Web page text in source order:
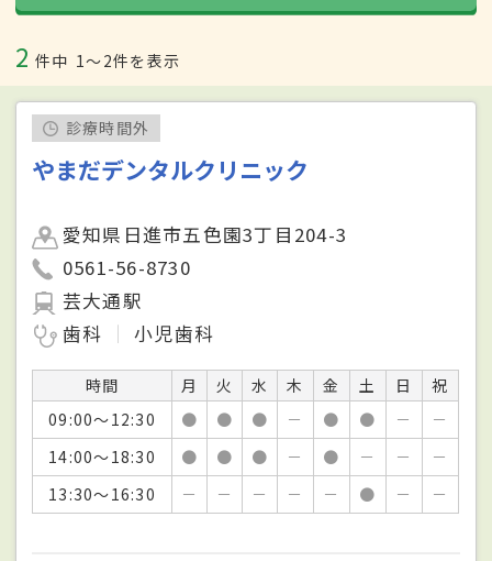
2 件中 1〜2件を表示
診療時間外
やまだデンタルクリニック
愛知県日進市五色園3丁目204-3
0561-56-8730
芸大通駅
歯科
小児歯科
時間 月 火 水 木 金 土 日
祝
09:00～12:30
● ● ● － ● ● －
－
14:00～18:30
● ● ● － ● － －
－
13:30～16:30
－ － － － － ● － －